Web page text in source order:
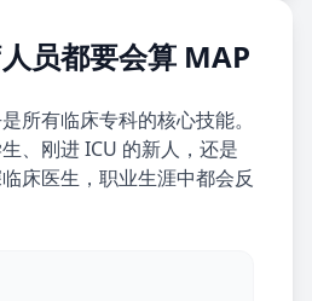
员都要会算 MAP
所有临床专科的核心技能。
、刚进 ICU 的新人，还是
床医生，职业生涯中都会反